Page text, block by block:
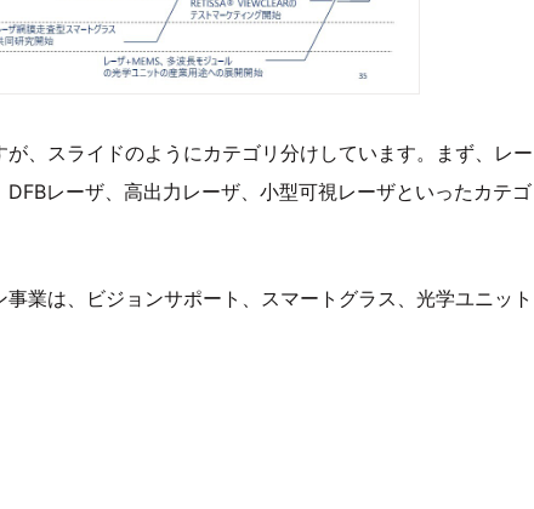
、スライドのようにカテゴリ分けしています。まず、レー
レーザ、高出力レーザ、小型可視レーザといったカテゴ
業は、ビジョンサポート、スマートグラス、光学ユニット